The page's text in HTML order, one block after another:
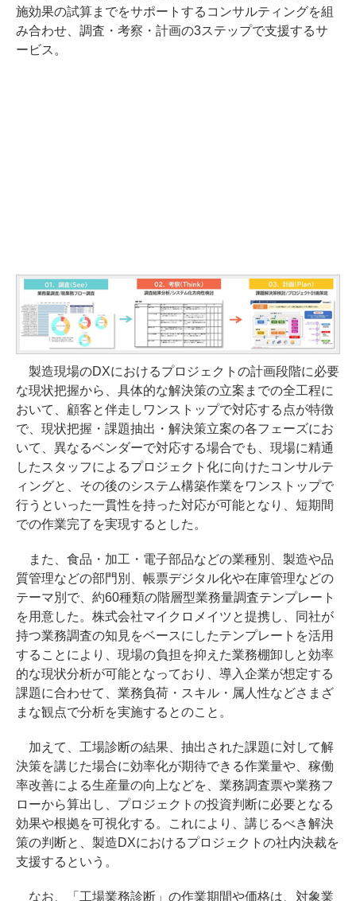
施効果の試算までをサポートするコンサルティングを組
み合わせ、調査・考察・計画の3ステップで支援するサ
ービス。
製造現場のDXにおけるプロジェクトの計画段階に必要
な現状把握から、具体的な解決策の立案までの全工程に
おいて、顧客と伴走しワンストップで対応する点が特徴
で、現状把握・課題抽出・解決策立案の各フェーズにお
いて、異なるベンダーで対応する場合でも、現場に精通
したスタッフによるプロジェクト化に向けたコンサルテ
ィングと、その後のシステム構築作業をワンストップで
行うといった一貫性を持った対応が可能となり、短期間
での作業完了を実現するとした。
また、食品・加工・電子部品などの業種別、製造や品
質管理などの部門別、帳票デジタル化や在庫管理などの
テーマ別で、約60種類の階層型業務量調査テンプレート
を用意した。株式会社マイクロメイツと提携し、同社が
持つ業務調査の知見をベースにしたテンプレートを活用
することにより、現場の負担を抑えた業務棚卸しと効率
的な現状分析が可能となっており、導入企業が想定する
課題に合わせて、業務負荷・スキル・属人性などさまざ
まな観点で分析を実施するとのこと。
加えて、工場診断の結果、抽出された課題に対して解
決策を講じた場合に効率化が期待できる作業量や、稼働
率改善による生産量の向上などを、業務調査票や業務フ
ローから算出し、プロジェクトの投資判断に必要となる
効果や根拠を可視化する。これにより、講じるべき解決
策の判断と、製造DXにおけるプロジェクトの社内決裁を
支援するという。
なお、「工場業務診断」の作業期間や価格は、対象業